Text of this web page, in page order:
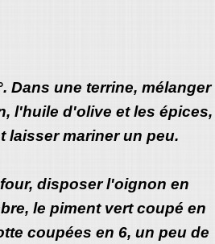
Dans une terrine, mélanger
l'huile d'olive et les épices,
laisser mariner un peu.
disposer l'oignon en
le piment vert coupé en
coupées en 6, un peu de